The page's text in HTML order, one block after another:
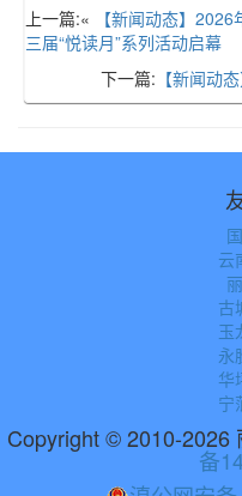
上一篇:«
【新闻动态】
三届“悦读月”系列活动启幕
下一篇: 【新闻动
云
古
玉
永
华
宁
Copyright © 2010-2026
备